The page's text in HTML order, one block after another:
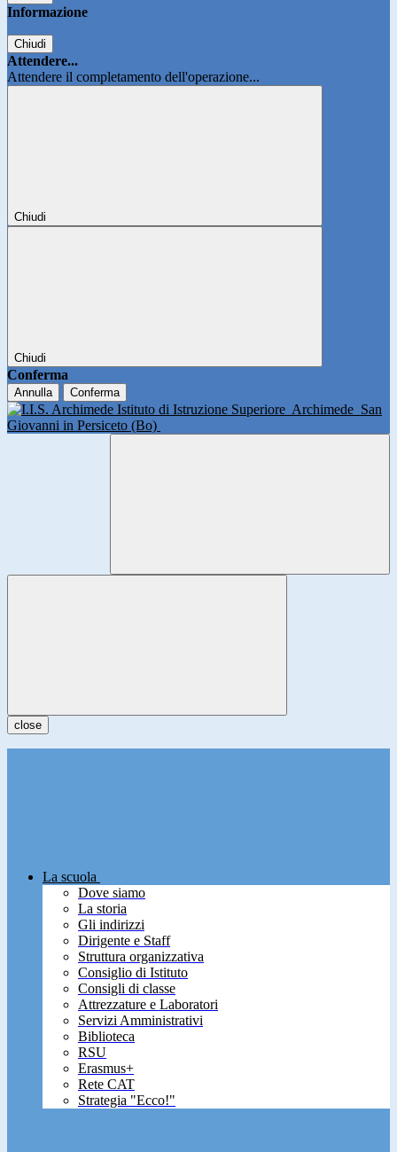
Informazione
Chiudi
Attendere...
Attendere il completamento dell'operazione...
Chiudi
Chiudi
Conferma
Annulla Conferma
Istituto di Istruzione Superiore Archimede San
Giovanni in Persiceto (Bo)
close
La scuola
Dove siamo
La storia
Gli indirizzi
Dirigente e Staff
Struttura organizzativa
Consiglio di Istituto
Consigli di classe
Attrezzature e Laboratori
Servizi Amministrativi
Biblioteca
RSU
Erasmus+
Rete CAT
Strategia "Ecco!"